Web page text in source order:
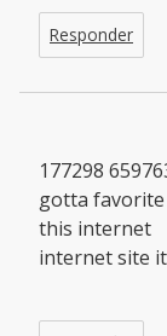
Responder
177298
gotta favorite
this internet
internet site it